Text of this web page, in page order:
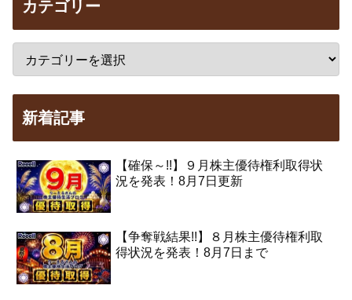
カテゴリー
新着記事
【確保～!!】９月株主優待権利取得状
況を発表！8月7日更新
【争奪戦結果!!】８月株主優待権利取
得状況を発表！8月7日まで